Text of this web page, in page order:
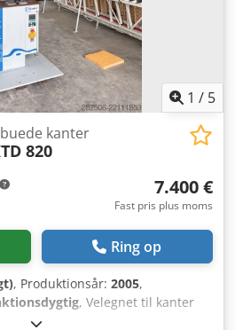
1 / 5
kanter
820
7.400 €
Fast pris plus moms
Ring op
, Produktionsår: 2005,
, Velegnet til kanter
stand, mulighed for at teste!